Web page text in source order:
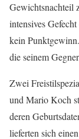
Gewichtsnachteil
intensives
kein
die seinem
Zwei
und Mario Koch
deren
lieferten sich